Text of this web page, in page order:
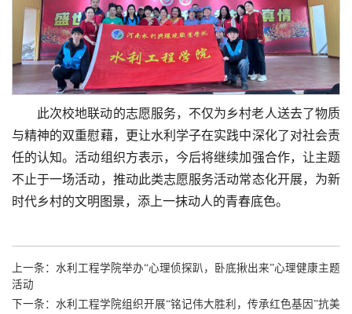
此次校地联动的志愿服务，不仅为乡村老人送去了物质
与精神的双重慰藉，更让水利学子在实践中深化了对社会责
任的认知。活动组织方表示，今后将继续加强合作，让主题
不止于一场活动，推动此类志愿服务活动常态化开展，为新
时代乡村的文明图景，添上一抹动人的青春底色。
上一条： 水利工程学院举办“心理侦探趴，卧底揪出来”心理健康主题
活动
下一条： 水利工程学院组织开展“铭记伟大胜利，传承红色基因”抗美